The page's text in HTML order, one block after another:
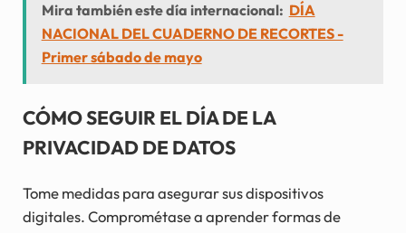
Mira también este día internacional: DÍA
NACIONAL DEL CUADERNO DE RECORTES -
Primer sábado de mayo
CÓMO SEGUIR EL DÍA DE LA
PRIVACIDAD DE DATOS
Tome medidas para asegurar sus dispositivos
digitales. Comprométase a aprender formas de